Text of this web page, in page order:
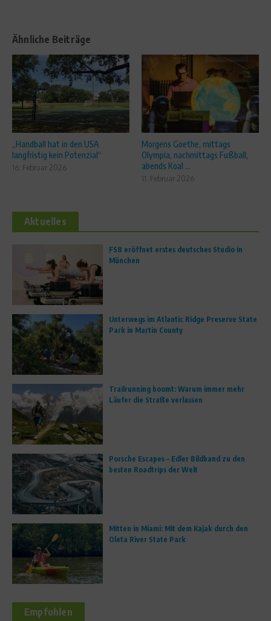
Ähnliche Beiträge
„Handball hat in den USA
langfristig kein Potenzial“
16. Februar 2026
Morgens Goethe, mittags
Olympia, nachmittags Fußball,
abends Koal ...
11. Februar 2026
Aktuelles
FS8 eröffnet erstes deutsches Studio in
München
Unterwegs im Atlantic Ridge Preserve State
Park in Martin County
Trailrunning boomt: Warum immer mehr
Läufer die Straße verlassen
Porsche Escapes – Edler Bildband zu den
besten Roadtrips der Welt
Mitten in Miami: Mit dem Kajak durch den
Oleta River State Park
Empfohlen